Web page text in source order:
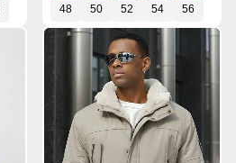
48 50 52 54 56